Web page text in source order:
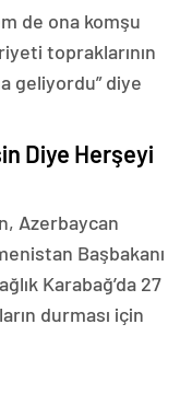
de ona komşu
topraklarının
geliyordu” diye
Diye Herşeyi
Azerbaycan
Başbakanı
Karabağ’da 27
durması için